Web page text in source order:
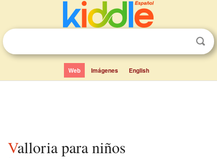
Web Imágenes English
Valloria para niños